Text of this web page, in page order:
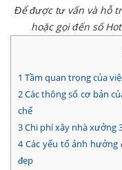
Để được tư vấn và hỗ
hoặc gọi đến số
1 Tầm quan trọng của
2Các thông số cơ bản
chế
3Chi phí xây nhà xưởng
4Các yếu tố ảnh hưởng
đẹp